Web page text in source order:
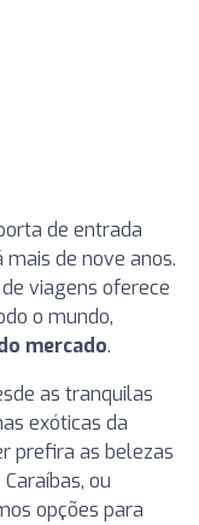
de entrada
de nove anos.
viagens oferece
o mundo,
mercado.
as tranquilas
exóticas da
prefira as belezas
ou
opções para